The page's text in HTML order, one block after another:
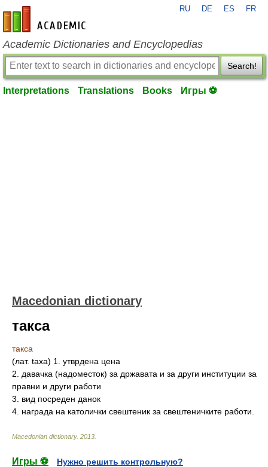
en-academic.com
RU DE ES FR
Academic Dictionaries and Encyclopedias
Search!
Interpretations Translations Books Игры ⚽
Macedonian dictionary
такса
такса
(лат. taxa) 1. утврдена цена
2. давачка (надоместок) за државата и за други институции за
правни и други работи
3. вид посреден данок
4. награда на католички свештеник за свештеничките работи.
Macedonian dictionary. 2013
Игры ⚽
Нужно решить контрольную?